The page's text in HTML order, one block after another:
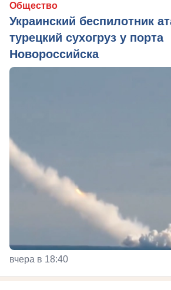
Общество
Украинский беспилотник
турецкий сухогруз у порта
Новороссийска
вчера в 18:40